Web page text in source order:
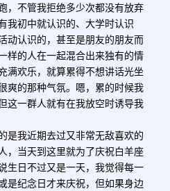
，不管我拒绝多少次都没有放弃
我初中就认识的、大学时认识
动认识的，甚至是朋友的朋友而
样的人在一起混合出来独有的情
满欢乐，就算累得不想讲话光坐
爽的那种气氛。嗯，累的时候我
这一群人就有在我放空时诱导我
是我近期去过又非常无敌喜欢的
，当天到这里就为了庆祝白羊座
生日不过又是一天，我觉得每一
是纪念日才来庆祝，但如果身边